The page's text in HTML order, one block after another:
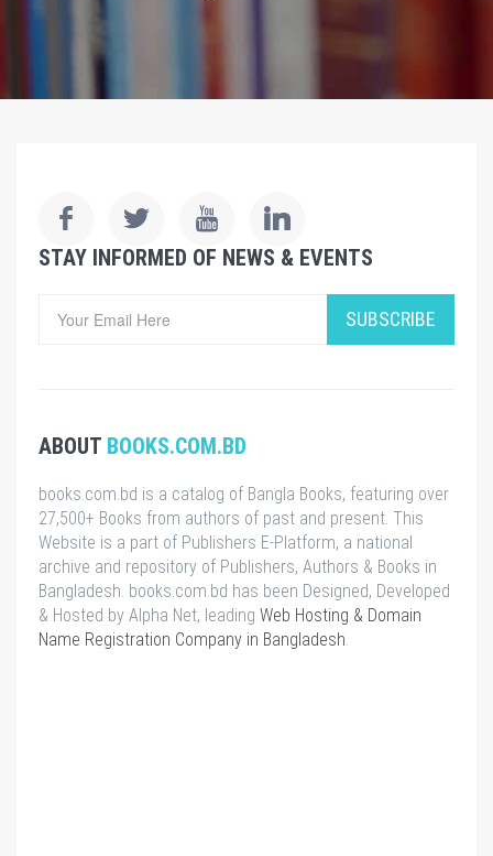
STAY INFORMED OF NEWS & EVENTS
SUBSCRIBE
ABOUT BOOKS.COM.BD
books.com.bd is a catalog of Bangla Books, featuring over
27,500+ Books from authors of past and present. This
Website is a part of Publishers E-Platform, a national
archive and repository of Publishers, Authors & Books in
Bangladesh. books.com.bd has been Designed, Developed
& Hosted by Alpha Net, leading Web Hosting & Domain
Name Registration Company in Bangladesh